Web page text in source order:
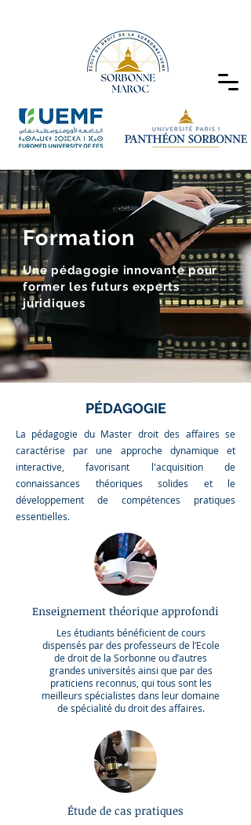
Formation
Une pédagogie innovante pour
former les futurs experts
juridiques
PÉDAGOGIE
La pédagogie du Master droit des affaires se
caractérise par une approche dynamique et
interactive, favorisant l'acquisition de
connaissances théoriques solides et le
développement de compétences pratiques
essentielles.
Enseignement théorique approfondi
Les étudiants bénéficient de cours
dispensés par des professeurs de l’Ecole
de droit de la Sorbonne ou d’autres
grandes universités ainsi que par des
praticiens reconnus, qui tous sont les
meilleurs spécialistes dans leur domaine
de spécialité du droit des affaires.
Étude de cas pratiques